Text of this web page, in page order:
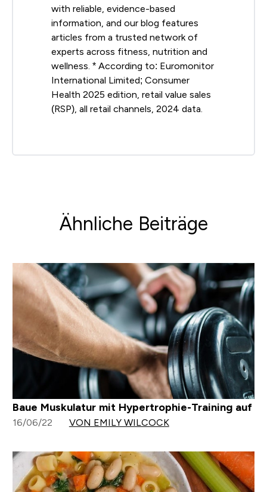
with reliable, evidence-based
information, and our blog features
articles from a trusted network of
experts across fitness, nutrition and
wellness. * According to: Euromonitor
International Limited; Consumer
Health 2025 edition, retail value sales
(RSP), all retail channels, 2024 data.
Ähnliche Beiträge
Baue Muskulatur mit Hypertrophie-Training auf
16/06/22 VON EMILY WILCOCK